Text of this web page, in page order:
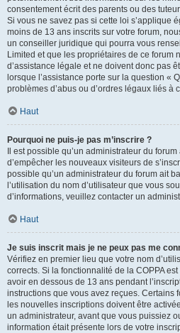
consentement écrit des parents ou des
Si vous ne savez pas si cette loi s’applique
moins de 13 ans inscrits sur votre forum,
un conseiller juridique qui pourra vous
Limited et que les propriétaires de ce forum
d’assistance légale et ne doivent donc pas
lorsque l’assistance porte sur la question «
problèmes d’abus ou d’ordres légaux liés à
Haut
Pourquoi ne puis-je pas m’inscrire ?
Il est possible qu’un administrateur du
d’empêcher les nouveaux visiteurs de
possible qu’un administrateur du forum ait
l’utilisation du nom d’utilisateur que vous
d’informations, veuillez contacter un
Haut
Je suis inscrit mais je ne peux pas me
Vérifiez en premier lieu que votre nom
corrects. Si la fonctionnalité de la COPPA
avoir en dessous de 13 ans pendant
instructions que vous avez reçues. Certains
les nouvelles inscriptions doivent être
un administrateur, avant que vous puissiez
information était présente lors de votre